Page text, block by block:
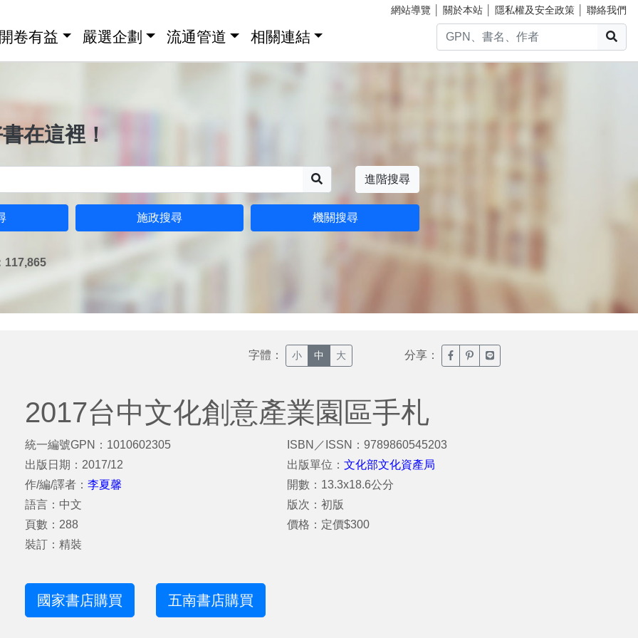
網站導覽 關於本站 隱私權及安全政策 聯絡我們
卷有益 嚴選企劃 流通管道 相關連結
在這裡！
進階搜尋
施政搜尋 機關搜尋
117,865
字體： 小 中 大 分享： 臉書分享(另開新視窗)
噗浪分享(另開新視窗)
Line分享(另開新視窗)
2017台中文化創意產業園區手札
統一編號GPN：1010602305
出版日期：2017/12
作/編/譯者： 李夏馨
語言：中文
頁數：288
裝訂：精裝
ISBN／ISSN：9789860545203
出版單位：文化部文化資產局
開數：13.3x18.6公分
版次：初版
價格：定價$300
國家書店購買 五南書店購買